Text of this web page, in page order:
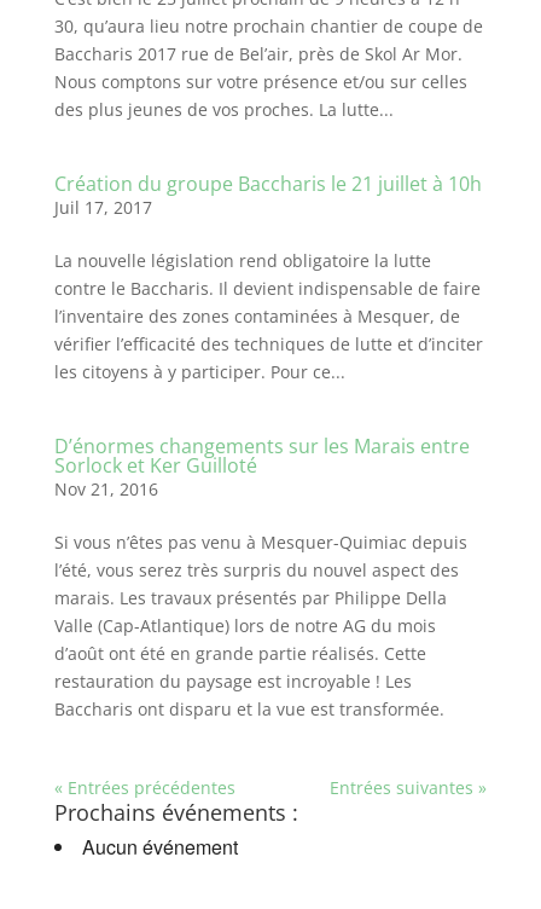
30, qu’aura lieu notre prochain chantier de coupe de
Baccharis 2017 rue de Bel’air, près de Skol Ar Mor.
Nous comptons sur votre présence et/ou sur celles
des plus jeunes de vos proches. La lutte...
Création du groupe Baccharis le 21 juillet à 10h
Juil 17, 2017
La nouvelle législation rend obligatoire la lutte
contre le Baccharis. Il devient indispensable de faire
l’inventaire des zones contaminées à Mesquer, de
vérifier l’efficacité des techniques de lutte et d’inciter
les citoyens à y participer. Pour ce...
D’énormes changements sur les Marais entre
Sorlock et Ker Guilloté
Nov 21, 2016
Si vous n’êtes pas venu à Mesquer-Quimiac depuis
l’été, vous serez très surpris du nouvel aspect des
marais. Les travaux présentés par Philippe Della
Valle (Cap-Atlantique) lors de notre AG du mois
d’août ont été en grande partie réalisés. Cette
restauration du paysage est incroyable ! Les
Baccharis ont disparu et la vue est transformée.
« Entrées précédentes Entrées suivantes »
Prochains événements :
Aucun événement